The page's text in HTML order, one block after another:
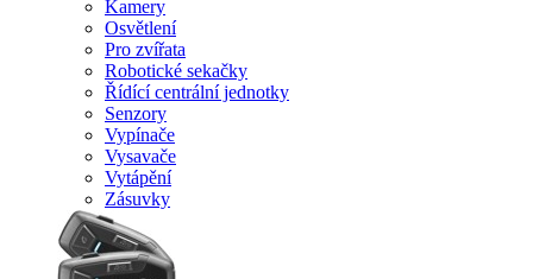
Kamery
Osvětlení
Pro zvířata
Robotické sekačky
Řídící centrální jednotky
Senzory
Vypínače
Vysavače
Vytápění
Zásuvky